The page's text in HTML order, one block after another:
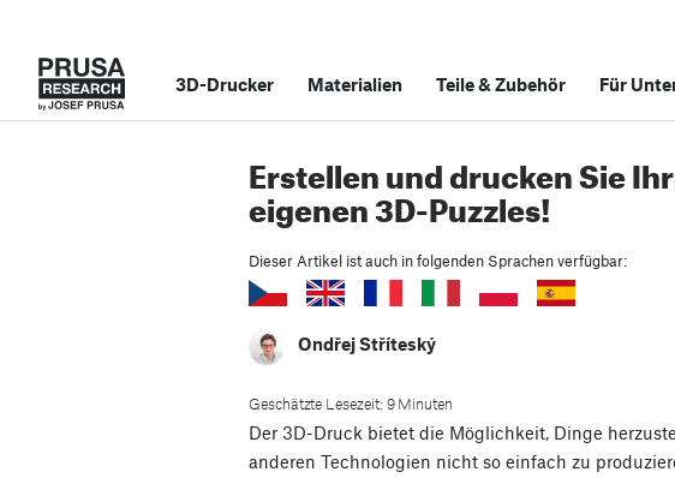
3D-Drucker Materialien Teile&Zubehör Für
Erstellen und drucken Sie
eigenen 3D-Puzzles!
Dieser Artikel ist auch in folgenden Sprachen verfügbar:
Ondřej Stříteský
Geschätzte Lesezeit: 9 Minuten
Der 3D-Druck bietet die Möglichkeit, Dinge
anderen Technologien nicht so einfach zu